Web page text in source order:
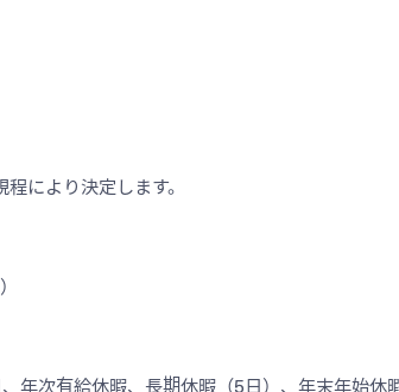
により決定します。
年次有給休暇、長期休暇（5日）、年末年始休